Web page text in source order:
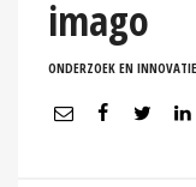
imago
ONDERZOEK EN INNOVATIE